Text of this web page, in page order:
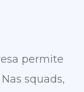
permite
Nas squads,